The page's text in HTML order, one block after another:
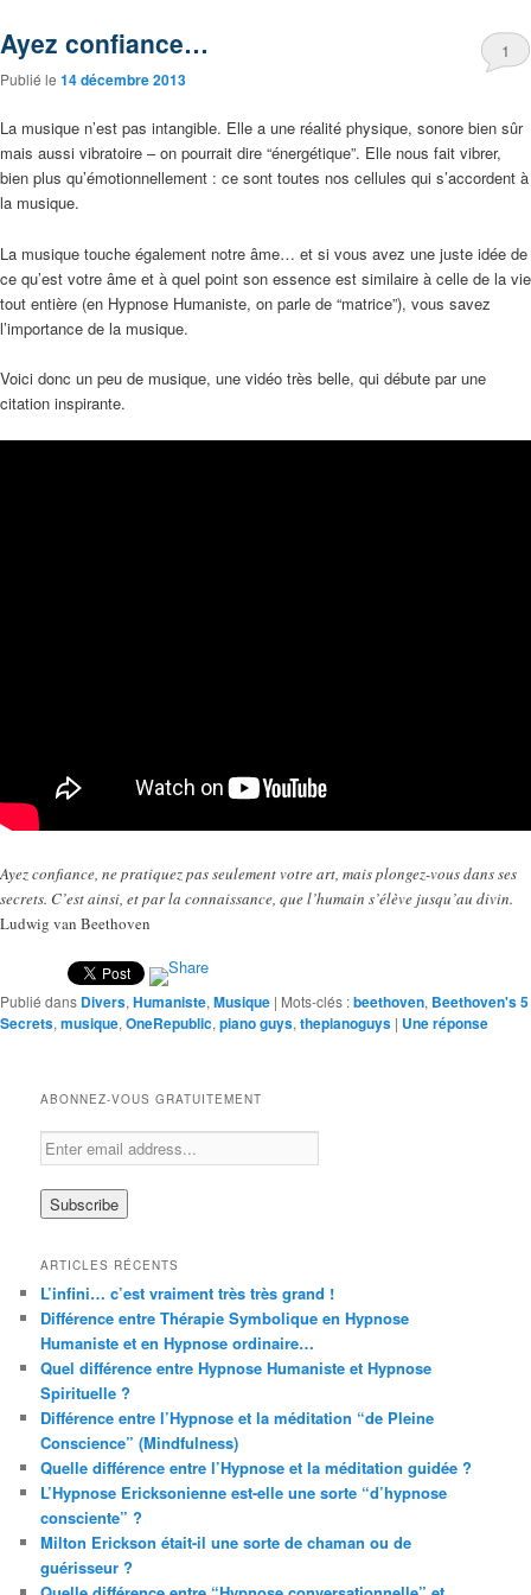
Ayez confiance…
Publié le 14 décembre 2013
1
La musique n’est pas intangible. Elle a une réalité physique, sonore bien sûr
mais aussi vibratoire – on pourrait dire “énergétique”. Elle nous fait vibrer,
bien plus qu’émotionnellement : ce sont toutes nos cellules qui s’accordent à
la musique.
La musique touche également notre âme… et si vous avez une juste idée de
ce qu’est votre âme et à quel point son essence est similaire à celle de la vie
tout entière (en Hypnose Humaniste, on parle de “matrice”), vous savez
l’importance de la musique.
Voici donc un peu de musique, une vidéo très belle, qui débute par une
citation inspirante.
Ayez confiance, ne pratiquez pas seulement votre art, mais plongez-vous dans ses
secrets. C’est ainsi, et par la connaissance, que l’humain s’élève jusqu’au divin.
Ludwig van Beethoven
Publié dans Divers, Humaniste, Musique | Mots-clés :beethoven, Beethoven's 5
Secrets, musique, OneRepublic, piano guys, thepianoguys | Uneréponse
ABONNEZ-VOUS GRATUITEMENT
ARTICLES RÉCENTS
L’infini… c’est vraiment très très grand !
Différence entre Thérapie Symbolique en Hypnose
Humaniste et en Hypnose ordinaire…
Quel différence entre Hypnose Humaniste et Hypnose
Spirituelle ?
Différence entre l’Hypnose et la méditation “de Pleine
Conscience” (Mindfulness)
Quelle différence entre l’Hypnose et la méditation guidée ?
L’Hypnose Ericksonienne est-elle une sorte “d’hypnose
consciente” ?
Milton Erickson était-il une sorte de chaman ou de
guérisseur ?